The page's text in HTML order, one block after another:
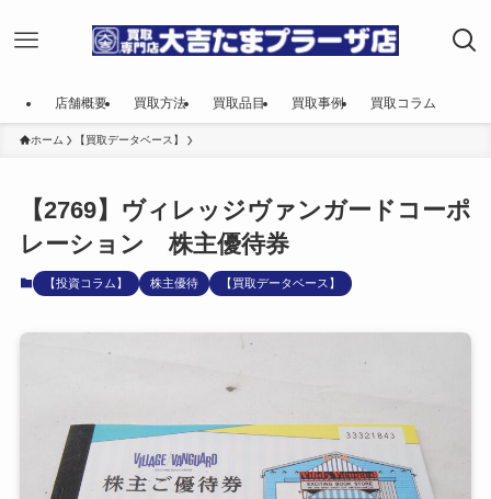
店舗概要 買取方法 買取品目 買取事例 買取コラム
ホーム 【買取データベース】
【2769】ヴィレッジヴァンガードコーポ
レーション 株主優待券
【投資コラム】 株主優待 【買取データベース】